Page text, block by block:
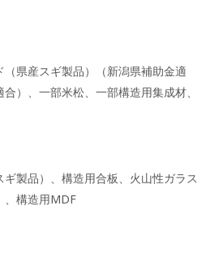
県産スギ製品）（新潟県補助金適
）、一部米松、一部構造用集成材、
製品）、構造用合板、火山性ガラス
、構造用MDF